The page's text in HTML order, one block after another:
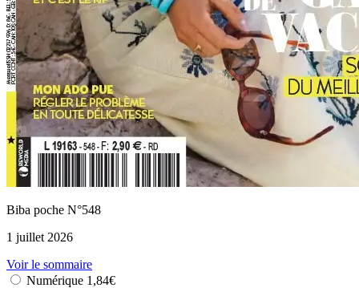
Biba poche N°548
1 juillet 2026
Voir le sommaire
Numérique 1,84€